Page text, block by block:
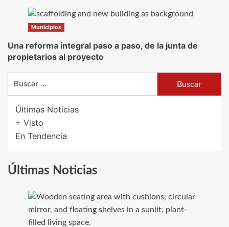
Municipios
Una reforma integral paso a paso, de la junta de
propietarios al proyecto
Últimas Noticias
+ Visto
En Tendencia
Últimas Noticias